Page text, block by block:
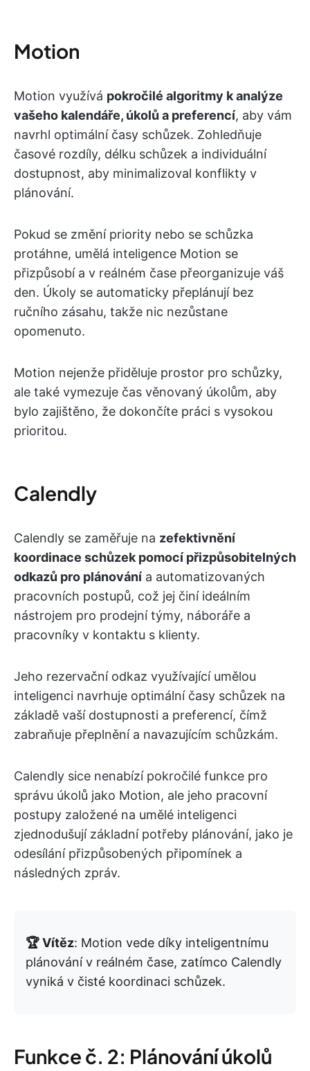
Motion
Motion využívá pokročilé algoritmy k analýze
vašeho kalendáře, úkolů a preferencí, aby vám
navrhl optimální časy schůzek. Zohledňuje
časové rozdíly, délku schůzek a individuální
dostupnost, aby minimalizoval konflikty v
plánování.
Pokud se změní priority nebo se schůzka
protáhne, umělá inteligence Motion se
přizpůsobí a v reálném čase přeorganizuje váš
den. Úkoly se automaticky přeplánují bez
ručního zásahu, takže nic nezůstane
opomenuto.
Motion nejenže přiděluje prostor pro schůzky,
ale také vymezuje čas věnovaný úkolům, aby
bylo zajištěno, že dokončíte práci s vysokou
prioritou.
Calendly
Calendly se zaměřuje na zefektivnění
koordinace schůzek pomocí přizpůsobitelných
odkazů pro plánování a automatizovaných
pracovních postupů, což jej činí ideálním
nástrojem pro prodejní týmy, náboráře a
pracovníky v kontaktu s klienty.
Jeho rezervační odkaz využívající umělou
inteligenci navrhuje optimální časy schůzek na
základě vaší dostupnosti a preferencí, čímž
zabraňuje přeplnění a navazujícím schůzkám.
Calendly sice nenabízí pokročilé funkce pro
správu úkolů jako Motion, ale jeho pracovní
postupy založené na umělé inteligenci
zjednodušují základní potřeby plánování, jako je
odesílání přizpůsobených připomínek a
následných zpráv.
🏆 Vítěz: Motion vede díky inteligentnímu
plánování v reálném čase, zatímco Calendly
vyniká v čisté koordinaci schůzek.
Funkce č. 2: Plánování úkolů